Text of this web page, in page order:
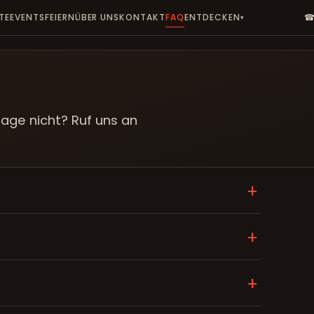
EVENTSFEIERNÜBER UNSKONTAKTFAQENTDECKEN▾ ☎
nicht? Ruf uns an